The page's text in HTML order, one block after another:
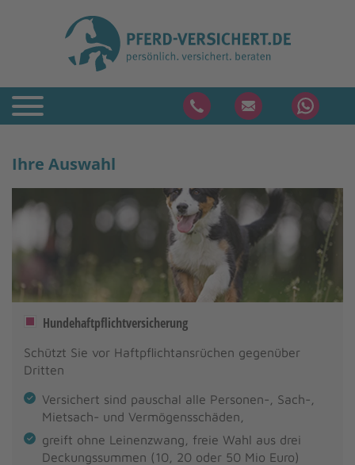
Ihre Auswahl
Hundehaftpflichtversicherung
Schützt Sie vor Haftpflichtansrüchen gegenüber
Dritten
Versichert sind pauschal alle Personen-, Sach-,
Mietsach- und Vermögensschäden,
greift ohne Leinenzwang, freie Wahl aus drei
Deckungssummen (10, 20 oder 50 Mio Euro)